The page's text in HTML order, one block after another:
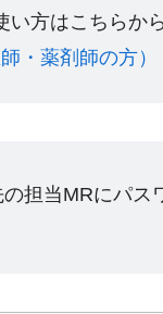
方はこちらか
・薬剤師の方）​
担当MRにパス